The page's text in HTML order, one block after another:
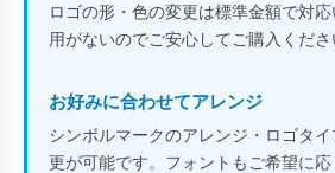
ロゴの形・色の変更は標準金額で対
用がないのでご安心してご購入くださ
お好みに合わせてアレンジ
シンボルマークのアレンジ・ロゴタ
更が可能です。フォントもご希望に応